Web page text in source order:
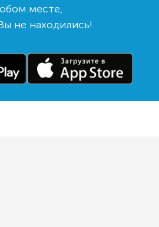
месте,
не находились!